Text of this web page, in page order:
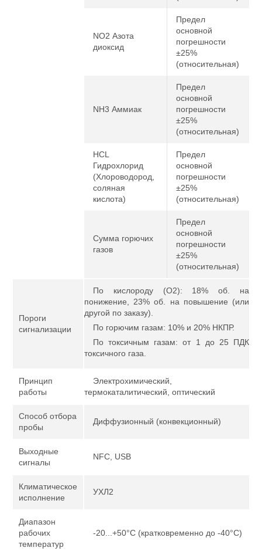
NO2 Азота
диоксид
Предел
основной
погрешности
±25%
(относительная)
NH3 Аммиак
Предел
основной
погрешности
±25%
(относительная)
HCL
Гидрохлорид
(Хлороводород,
соляная
кислота)
Предел
основной
погрешности
±25%
(относительная)
Сумма горючих
газов
Предел
основной
погрешности
±25%
(относительная)
Пороги
сигнализации
По кислороду (О2): 18% об. на
понижение, 23% об. на повышение (или
другой по заказу).
По горючим газам: 10% и 20% НКПР.
По токсичным газам: от 1 до 25 ПДК
токсичного газа.
Принцип
работы
Электрохимический,
термокаталитический, оптический
Способ отбора
пробы
Диффузионный (конвекционный)
Выходные
сигналы
NFC, USB
Климатическое
исполнение
УХЛ2
Диапазон
рабочих
температур
-20...+50°С (кратковременно до -40°С)